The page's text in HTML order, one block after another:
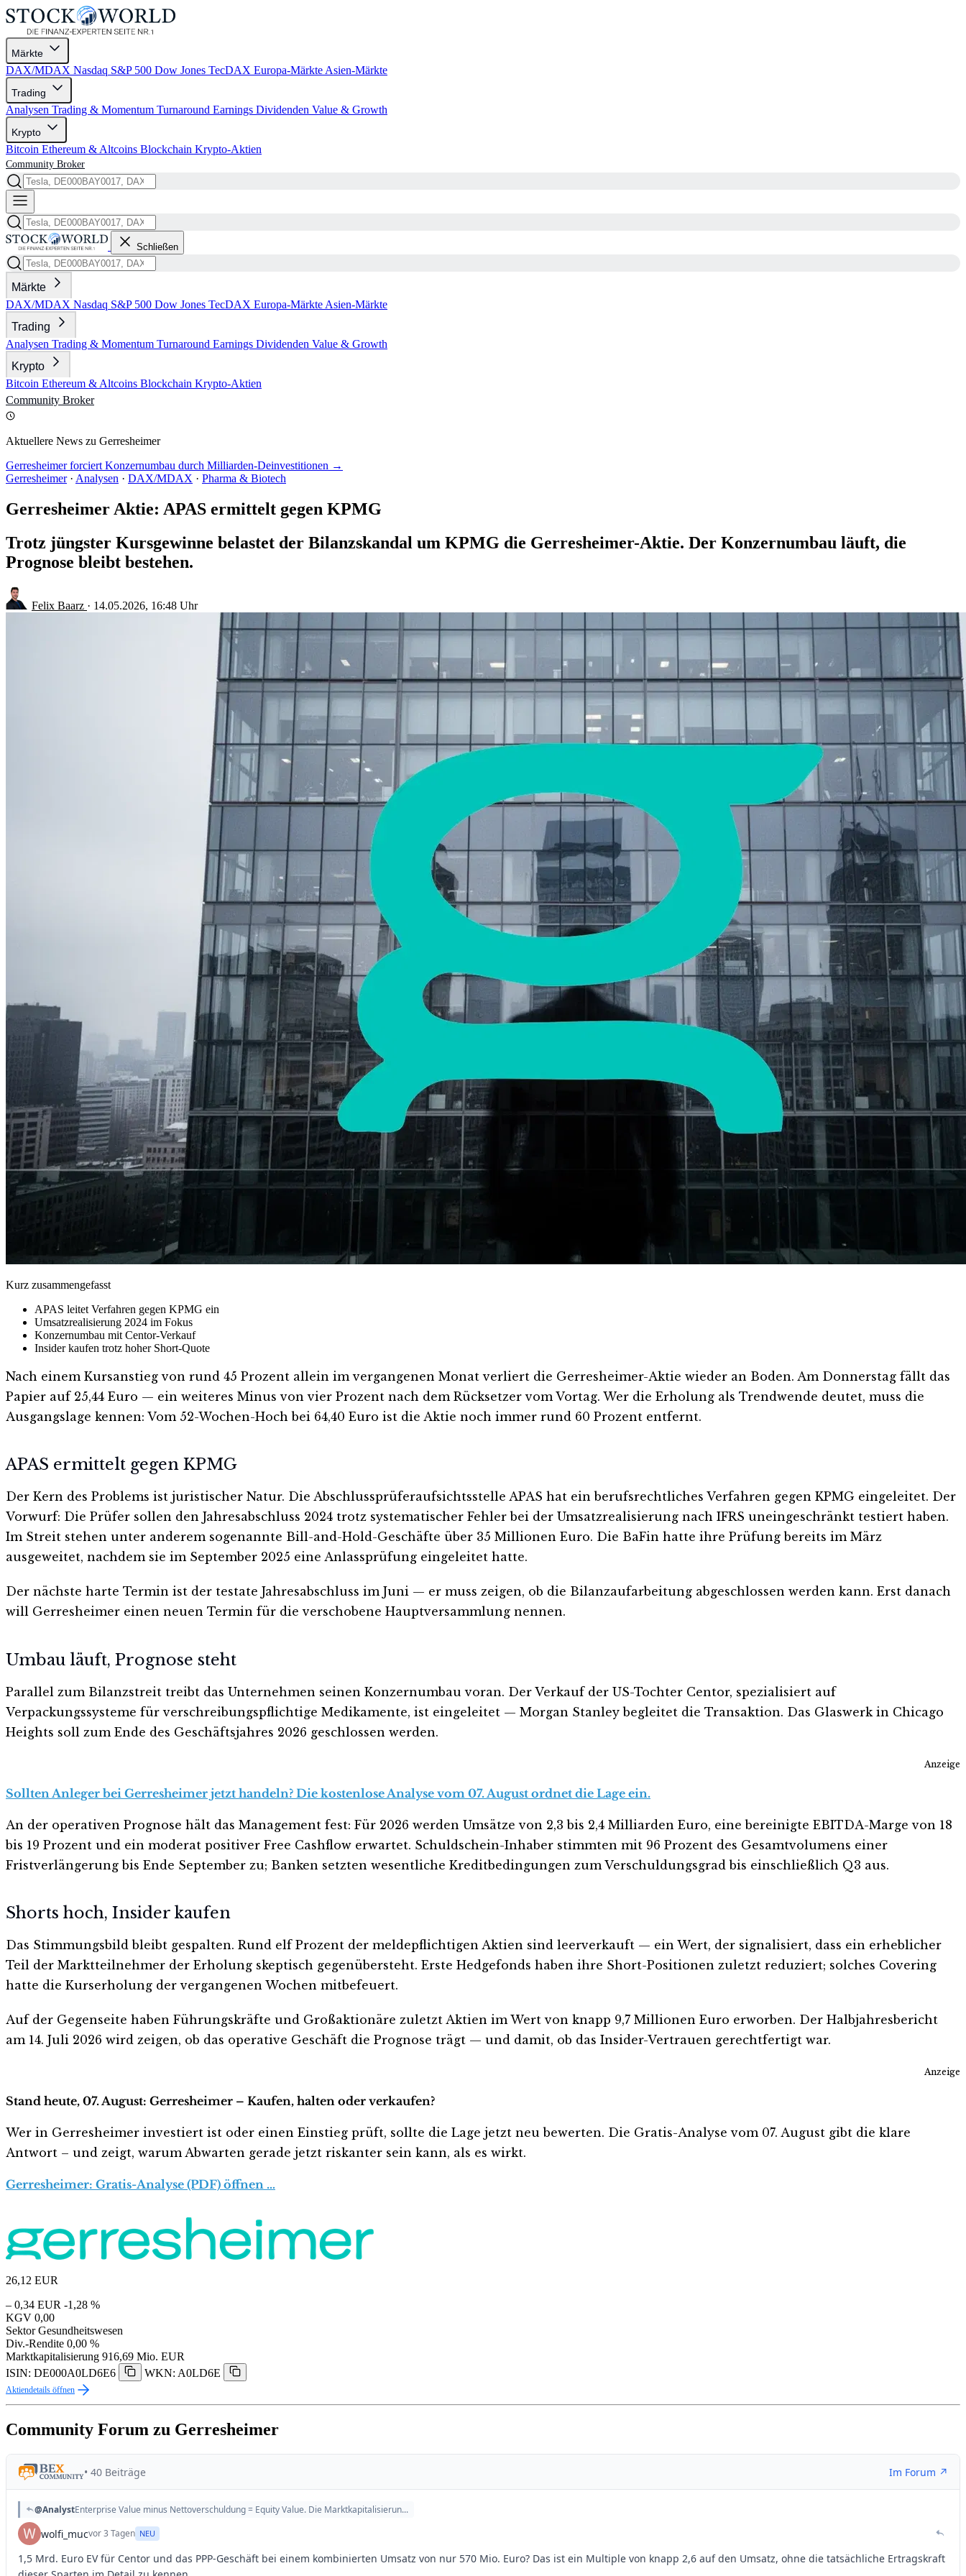
Märkte
DAX/MDAX Nasdaq S&P 500 Dow Jones TecDAX Europa-Märkte Asien-Märkte
Trading
Analysen Trading & Momentum Turnaround Earnings Dividenden Value & Growth
Krypto
Bitcoin Ethereum & Altcoins Blockchain Krypto-Aktien
Community Broker
Schließen
Märkte
DAX/MDAX Nasdaq S&P 500 Dow Jones TecDAX Europa-Märkte Asien-Märkte
Trading
Analysen Trading & Momentum Turnaround Earnings Dividenden Value & Growth
Krypto
Bitcoin Ethereum & Altcoins Blockchain Krypto-Aktien
Community Broker
Aktuellere News zu Gerresheimer
Gerresheimer forciert Konzernumbau durch Milliarden-Deinvestitionen →
Gerresheimer · Analysen · DAX/MDAX · Pharma & Biotech
Gerresheimer Aktie: APAS ermittelt gegen KPMG
Trotz jüngster Kursgewinne belastet der Bilanzskandal um KPMG die Gerresheimer-Aktie. Der Konzernumbau läuft, die
Prognose bleibt bestehen.
Felix Baarz · 14.05.2026, 16:48 Uhr
Kurz zusammengefasst
APAS leitet Verfahren gegen KPMG ein
Umsatzrealisierung 2024 im Fokus
Konzernumbau mit Centor-Verkauf
Insider kaufen trotz hoher Short-Quote
Nach einem Kursanstieg von rund 45 Prozent allein im vergangenen Monat verliert die Gerresheimer-Aktie wieder an Boden. Am Donnerstag fällt das
Papier auf 25,44 Euro — ein weiteres Minus von vier Prozent nach dem Rücksetzer vom Vortag. Wer die Erholung als Trendwende deutet, muss die
Ausgangslage kennen: Vom 52-Wochen-Hoch bei 64,40 Euro ist die Aktie noch immer rund 60 Prozent entfernt.
APAS ermittelt gegen KPMG
Der Kern des Problems ist juristischer Natur. Die Abschlussprüferaufsichtsstelle APAS hat ein berufsrechtliches Verfahren gegen KPMG eingeleitet. Der
Vorwurf: Die Prüfer sollen den Jahresabschluss 2024 trotz systematischer Fehler bei der Umsatzrealisierung nach IFRS uneingeschränkt testiert haben.
Im Streit stehen unter anderem sogenannte Bill-and-Hold-Geschäfte über 35 Millionen Euro. Die BaFin hatte ihre Prüfung bereits im März
ausgeweitet, nachdem sie im September 2025 eine Anlassprüfung eingeleitet hatte.
Der nächste harte Termin ist der testate Jahresabschluss im Juni — er muss zeigen, ob die Bilanzaufarbeitung abgeschlossen werden kann. Erst danach
will Gerresheimer einen neuen Termin für die verschobene Hauptversammlung nennen.
Umbau läuft, Prognose steht
Parallel zum Bilanzstreit treibt das Unternehmen seinen Konzernumbau voran. Der Verkauf der US-Tochter Centor, spezialisiert auf
Verpackungssysteme für verschreibungspflichtige Medikamente, ist eingeleitet — Morgan Stanley begleitet die Transaktion. Das Glaswerk in Chicago
Heights soll zum Ende des Geschäftsjahres 2026 geschlossen werden.
Anzeige
Sollten Anleger bei Gerresheimer jetzt handeln? Die kostenlose Analyse vom 07. August ordnet die Lage ein.
An der operativen Prognose hält das Management fest: Für 2026 werden Umsätze von 2,3 bis 2,4 Milliarden Euro, eine bereinigte EBITDA-Marge von 18
bis 19 Prozent und ein moderat positiver Free Cashflow erwartet. Schuldschein-Inhaber stimmten mit 96 Prozent des Gesamtvolumens einer
Fristverlängerung bis Ende September zu; Banken setzten wesentliche Kreditbedingungen zum Verschuldungsgrad bis einschließlich Q3 aus.
Shorts hoch, Insider kaufen
Das Stimmungsbild bleibt gespalten. Rund elf Prozent der meldepflichtigen Aktien sind leerverkauft — ein Wert, der signalisiert, dass ein erheblicher
Teil der Marktteilnehmer der Erholung skeptisch gegenübersteht. Erste Hedgefonds haben ihre Short-Positionen zuletzt reduziert; solches Covering
hatte die Kurserholung der vergangenen Wochen mitbefeuert.
Auf der Gegenseite haben Führungskräfte und Großaktionäre zuletzt Aktien im Wert von knapp 9,7 Millionen Euro erworben. Der Halbjahresbericht
am 14. Juli 2026 wird zeigen, ob das operative Geschäft die Prognose trägt — und damit, ob das Insider-Vertrauen gerechtfertigt war.
Anzeige
Stand heute, 07. August: Gerresheimer – Kaufen, halten oder verkaufen?
Wer in Gerresheimer investiert ist oder einen Einstieg prüft, sollte die Lage jetzt neu bewerten. Die Gratis-Analyse vom 07. August gibt die klare
Antwort – und zeigt, warum Abwarten gerade jetzt riskanter sein kann, als es wirkt.
Gerresheimer: Gratis-Analyse (PDF) öffnen …
26,12 EUR
– 0,34 EUR -1,28 %
KGV 0,00
Sektor Gesundheitswesen
Div.-Rendite 0,00 %
Marktkapitalisierung 916,69 Mio. EUR
ISIN: DE000A0LD6E6
WKN: A0LD6E
Aktiendetails öffnen
Community Forum zu Gerresheimer